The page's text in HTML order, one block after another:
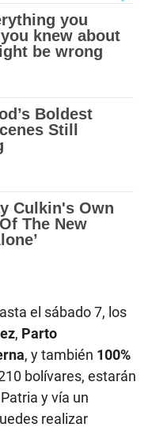
el sábado 7, los
, Parto
, y también 100%
bolívares, estarán
y vía un
realizar